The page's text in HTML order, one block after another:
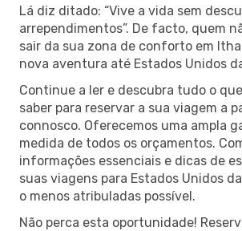
Lá diz ditado: “Vive a vida sem
arrependimentos”. De facto, quem
sair da sua zona de conforto em
nova aventura até Estados Unidos
Continue a ler e descubra tudo o
saber para reservar a sua viagem a
connosco. Oferecemos uma ampla
medida de todos os orçamentos.
informações essenciais e dicas de
suas viagens para Estados Unidos
o menos atribuladas possível.
Não perca esta oportunidade!